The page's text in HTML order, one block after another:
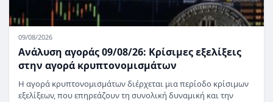
09/08/2026
Ανάλυση αγοράς 09/08/26: Κρίσιμες εξελίξεις
στην αγορά κρυπτονομισμάτων
Η αγορά κρυπτονομισμάτων διέρχεται μια περίοδο κρίσιμων
εξελίξεων, που επηρεάζουν τη συνολική δυναμική και την